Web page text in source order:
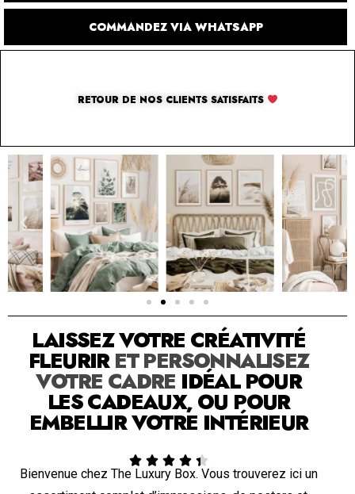
COMMANDEZ VIA WHATSAPP
RETOUR DE NOS CLIENTS SATISFAITS
SOLUTION PAR THE LUXURY BOX & CO
LAISSEZ VOTRE CRÉATIVITÉ
FLEURIRET PERSONNALISEZ
VOTRE CADRE IDÉAL POUR
LES CADEAUX, OU POUR
EMBELLIR VOTRE INTÉRIEUR
    
Bienvenue chez The Luxury Box. Vous trouverez ici un